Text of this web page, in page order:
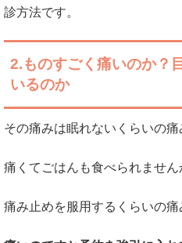
診方法です。
2.ものすごく痛いのか？
いるのか
その痛みは眠れないくらいの痛
痛くてごはんも食べられません
痛み止めを服用するくらいの痛